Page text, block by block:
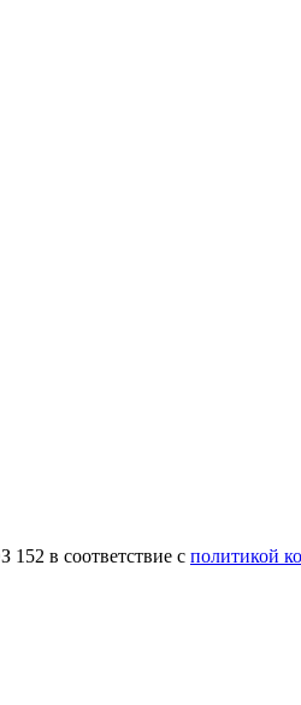
в соответствие с политикой